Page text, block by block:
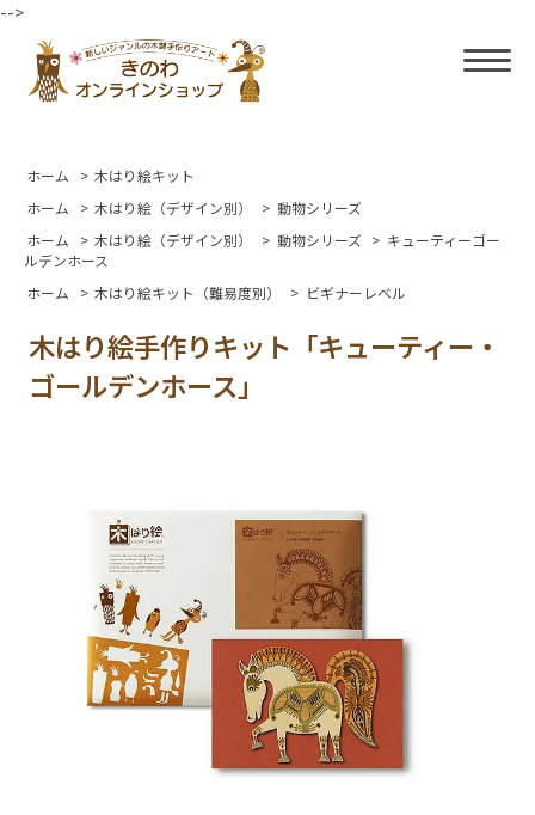
-->
ホーム > 木はり絵キット
ホーム
> 木はり絵（デザイン別） > 動物シリーズ
ホーム
> 木はり絵（デザイン別） > 動物シリーズ > キューティーゴー
ルデンホース
ホーム
> 木はり絵キット（難易度別） > ビギナーレベル
木はり絵手作りキット「キューティー・
ゴールデンホース」